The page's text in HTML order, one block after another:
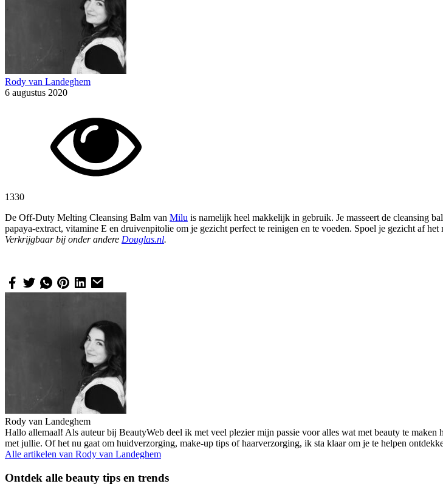
Rody van Landeghem
6 augustus 2020
1330
De Off-Duty Melting Cleansing Balm van Milu is namelijk heel makkelijk in gebruik. Je masseert de cleansing
papaya-extract, vitamine E en druivenpitolie om je gezicht perfect te reinigen en te voeden. Spoel je gezicht af
Verkrijgbaar bij onder andere Douglas.nl.
Rody van Landeghem
Hallo allemaal! Als auteur bij BeautyWeb deel ik met veel plezier mijn passie voor alles wat met beauty te
met jullie. Of het nu gaat om huidverzorging, make-up tips of haarverzorging, ik sta klaar om je te helpen
Alle artikelen van Rody van Landeghem
Ontdek alle beauty tips en trends